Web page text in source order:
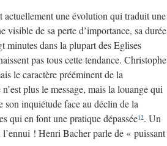
actuellement une évolution qui traduit une
visible de sa perte d’importance, sa durée
minutes dans la plupart des Eglises
pas tous cette tendance. Christophe
le caractère prééminent de la
plus le message, mais la louange qui
inquiétude face au déclin de la
qui en font une pratique dépassée12. Un
! Henri Bacher parle de « puissant